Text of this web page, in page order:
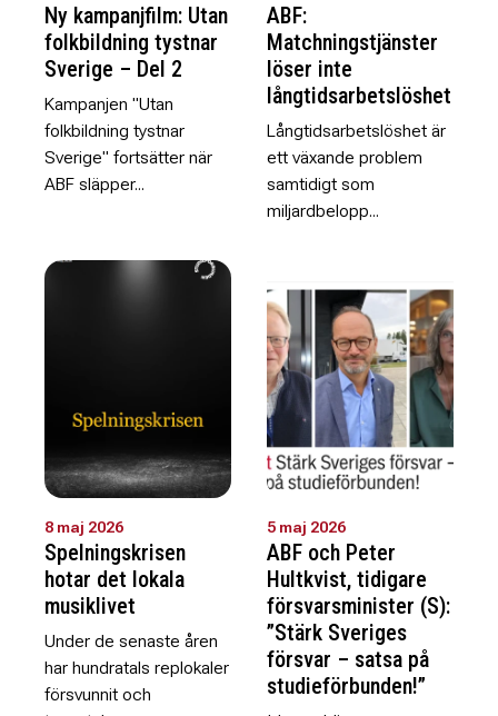
Ny kampanjfilm: Utan
folkbildning tystnar
Sverige – Del 2
Kampanjen "Utan
folkbildning tystnar
Sverige" fortsätter när
ABF släpper...
ABF:
Matchningstjänster
löser inte
långtidsarbetslöshet
Långtidsarbetslöshet är
ett växande problem
samtidigt som
miljardbelopp...
8 maj 2026
Spelningskrisen
hotar det lokala
musiklivet
Under de senaste åren
har hundratals replokaler
försvunnit och
5 maj 2026
ABF och Peter
Hultkvist, tidigare
försvarsminister (S):
”Stärk Sveriges
försvar – satsa på
studieförbunden!”